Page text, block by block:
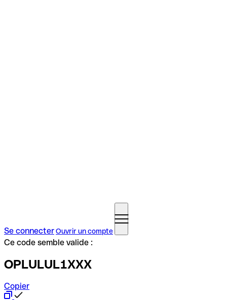
Se connecterOuvrir un compte
Ce code semble valide :
OPLULUL1XXX
Copier